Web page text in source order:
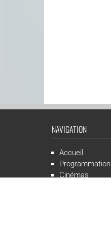
NAVIGATION
Accueil
Programmation
Cinémas